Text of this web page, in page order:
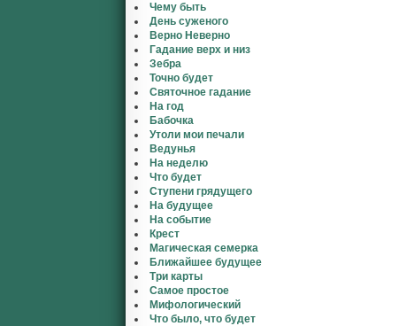
Чему быть
День суженого
Верно Неверно
Гадание верх и низ
Зебра
Точно будет
Святочное гадание
На год
Бабочка
Утоли мои печали
Ведунья
На неделю
Что будет
Ступени грядущего
На будущее
На событие
Крест
Магическая семерка
Ближайшее будущее
Три карты
Самое простое
Мифологический
Что было, что будет